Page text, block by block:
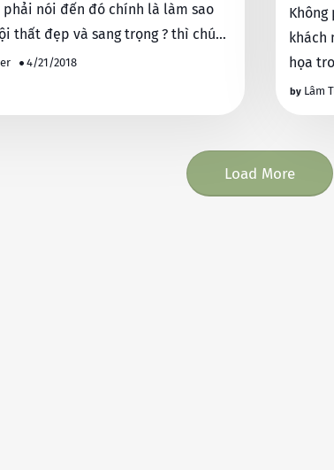
nói đến đó chính là làm sao
thất đẹp và sang trọng ? thì chúng
4/21/2018
khách
họa trong cuộc
họcLâm
Load More